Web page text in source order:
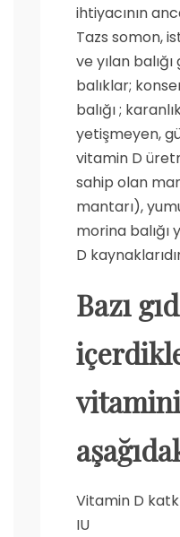
ihtiyacının
Tazs somon,
ve yılan
balıklar;
balığı ;
yetişmeyen,
vitamin D
sahip olan
mantarı),
morina balığı
D
Bazı
Vitamin D
IU